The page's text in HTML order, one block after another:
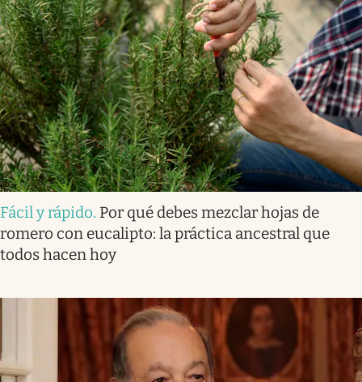
Fácil y rápido. Por qué debes mezclar hojas de
romero con eucalipto: la práctica ancestral que
todos hacen hoy